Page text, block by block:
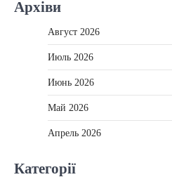
Архіви
Август 2026
Июль 2026
Июнь 2026
Май 2026
Апрель 2026
Категорії